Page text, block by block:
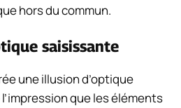
hors du commun.
saisissante
une illusion d’optique
que les éléments